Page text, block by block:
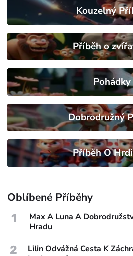
Kouzelný
Příběh o
Pohádky
Dobrodružný
Příběh O
Oblíbené Příběhy
1
Max A Luna A
Hradu
2
Lilin Odvážná Cesta K